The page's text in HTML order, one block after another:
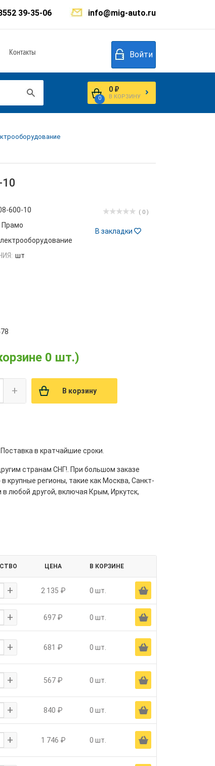
info@mig-auto.ru
39-35-06
Контакты Войти
0
0 ₽
В КОРЗИНУ
( 0 )
В закладки
600-10
Прамо
шт
0 шт.)
+ В корзину
в кратчайшие сроки.
странам СНГ!. При большом заказе
крупные регионы, такие как Москва, Санкт-
в любой другой, включая Крым, Иркутск,
ЦЕНА В КОРЗИНЕ
+ 2 135 ₽ 0 шт. Ä
+ 697 ₽ 0 шт. Ä
+ 681 ₽ 0 шт. Ä
+ 567 ₽ 0 шт. Ä
+ 840 ₽ 0 шт. Ä
+ 1 746 ₽ 0 шт. Ä